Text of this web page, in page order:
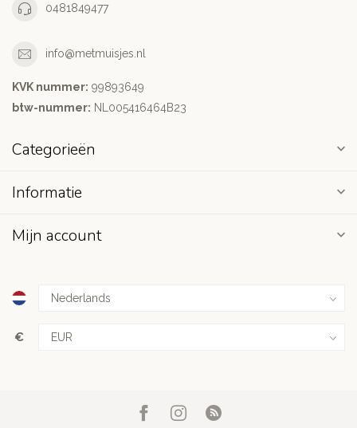
0481849477
info@metmuisjes.nl
KVK nummer: 99893649
btw-nummer: NL005416464B23
Categorieën
Informatie
Mijn account
€